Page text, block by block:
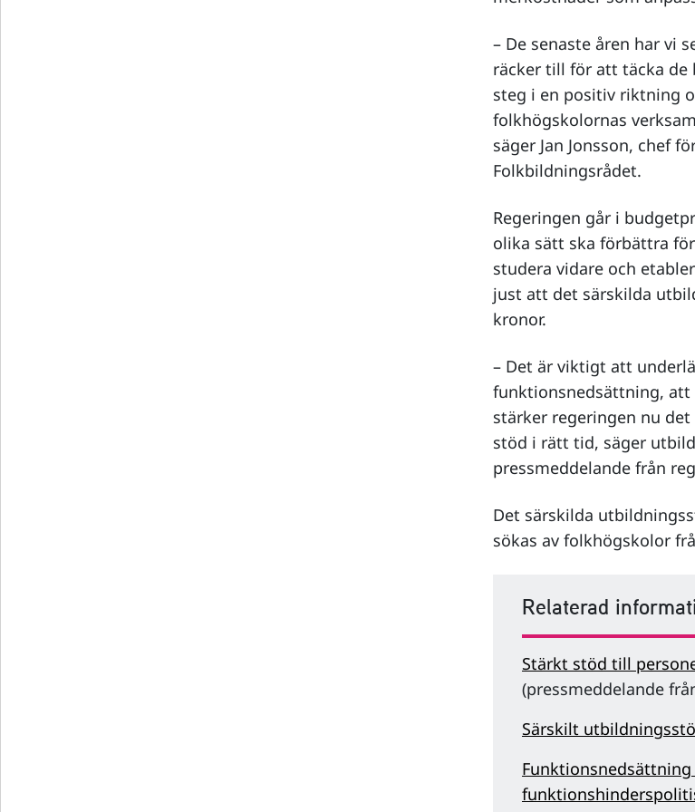
– De senaste åren har vi
räcker till för att täcka de
steg i en positiv riktning
folkhögskolornas
säger Jan Jonsson, chef
Folkbildningsrådet.
Regeringen går i
olika sätt ska förbättra
studera vidare och
just att det särskilda
kronor.
– Det är viktigt att
funktionsnedsättning,
stärker regeringen nu
stöd i rätt tid, säger
pressmeddelande från
Det särskilda
sökas av folkhögskolor
Relaterad
Stärkt stöd till
(pressmeddelande
Särskilt